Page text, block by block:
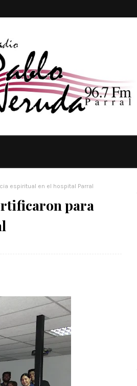
espiritual en el hospital Parral
para